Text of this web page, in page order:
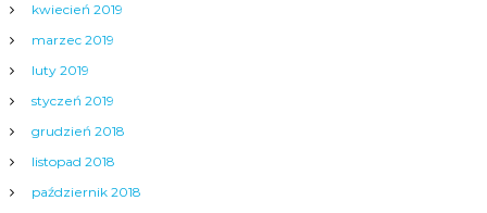
kwiecień 2019
marzec 2019
luty 2019
styczeń 2019
grudzień 2018
listopad 2018
październik 2018